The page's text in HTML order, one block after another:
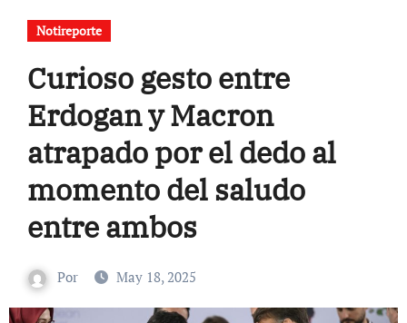
Notireporte
Curioso gesto entre
Erdogan y Macron
atrapado por el dedo al
momento del saludo
entre ambos
Por May 18, 2025